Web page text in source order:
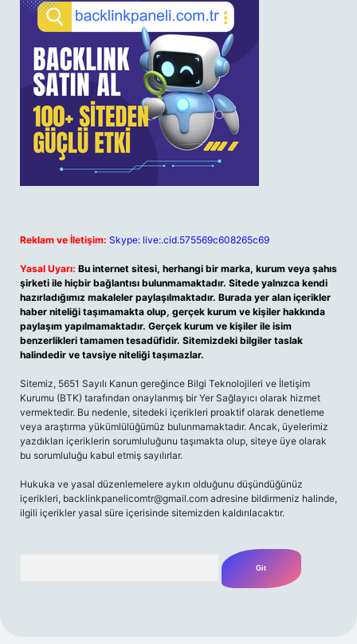
Reklam ve İletişim: Skype: live:.cid.575569c608265c69
Yasal Uyarı: Bu internet sitesi, herhangi bir marka, kurum veya şahıs
şirketi ile hiçbir bağlantısı bulunmamaktadır. Sitede yalnızca kendi
hazırladığımız makaleler paylaşılmaktadır. Burada yer alan içerikler
haber niteliği taşımamakta olup, gerçek kurum ve kişiler hakkında
paylaşım yapılmamaktadır. Gerçek kurum ve kişiler ile isim
benzerlikleri tamamen tesadüfidir. Sitemizdeki bilgiler taslak
halindedir ve tavsiye niteliği taşımazlar.
Sitemiz, 5651 Sayılı Kanun gereğince Bilgi Teknolojileri ve İletişim
Kurumu (BTK) tarafından onaylanmış bir Yer Sağlayıcı olarak hizmet
vermektedir. Bu nedenle, sitedeki içerikleri proaktif olarak denetleme
veya araştırma yükümlülüğümüz bulunmamaktadır. Ancak, üyelerimiz
yazdıkları içeriklerin sorumluluğunu taşımakta olup, siteye üye olarak
bu sorumluluğu kabul etmiş sayılırlar.
Hukuka ve yasal düzenlemelere aykırı olduğunu düşündüğünüz
içerikleri, backlinkpanelicomtr@gmail.com adresine bildirmeniz halinde,
ilgili içerikler yasal süre içerisinde sitemizden kaldırılacaktır.